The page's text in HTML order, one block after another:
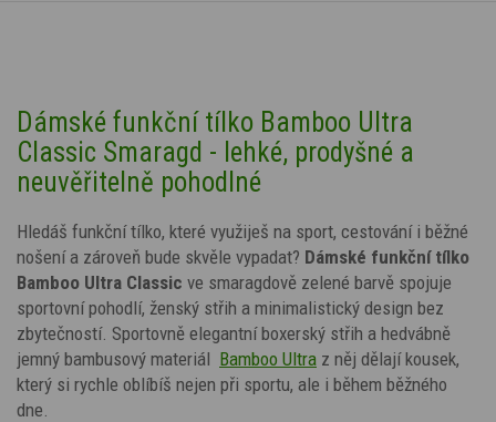
Dámské funkční tílko Bamboo Ultra
Classic Smaragd - lehké, prodyšné a
neuvěřitelně pohodlné
Hledáš funkční tílko, které využiješ na sport, cestování i běžné
nošení a zároveň bude skvěle vypadat? Dámské funkční tílko
Bamboo Ultra Classic ve smaragdově zelené barvě spojuje
sportovní pohodlí, ženský střih a minimalistický design bez
zbytečností. Sportovně elegantní boxerský střih a hedvábně
jemný bambusový materiál Bamboo Ultra z něj dělají kousek,
který si rychle oblíbíš nejen při sportu, ale i během běžného
dne.